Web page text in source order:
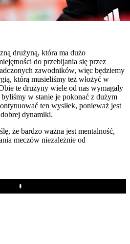
drużyną, która ma dużo
do przebijania się przez
zawodników, więc będziemy
którą musieliśmy też włożyć w
te drużyny wiele od nas wymagały
w stanie je pokonać z dużym
ten wysiłek, ponieważ jest
dynamiki.
że bardzo ważna jest mentalność,
meczów niezależnie od
Play